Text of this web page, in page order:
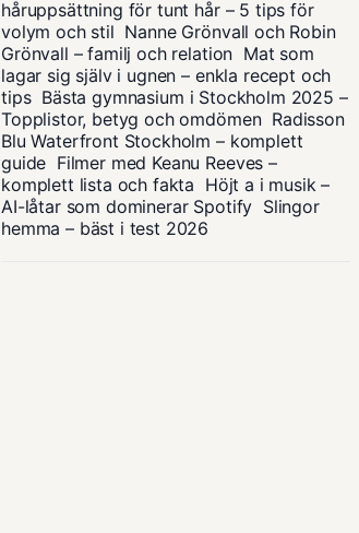
håruppsättning för tunt hår – 5 tips för
volym och stil Nanne Grönvall och Robin
Grönvall – familj och relation Mat som
lagar sig själv i ugnen – enkla recept och
tips Bästa gymnasium i Stockholm 2025 –
Topplistor, betyg och omdömen Radisson
Blu Waterfront Stockholm – komplett
guide Filmer med Keanu Reeves –
komplett lista och fakta Höjt a i musik –
AI-låtar som dominerar Spotify Slingor
hemma – bäst i test 2026